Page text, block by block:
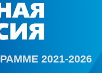
2021-2026